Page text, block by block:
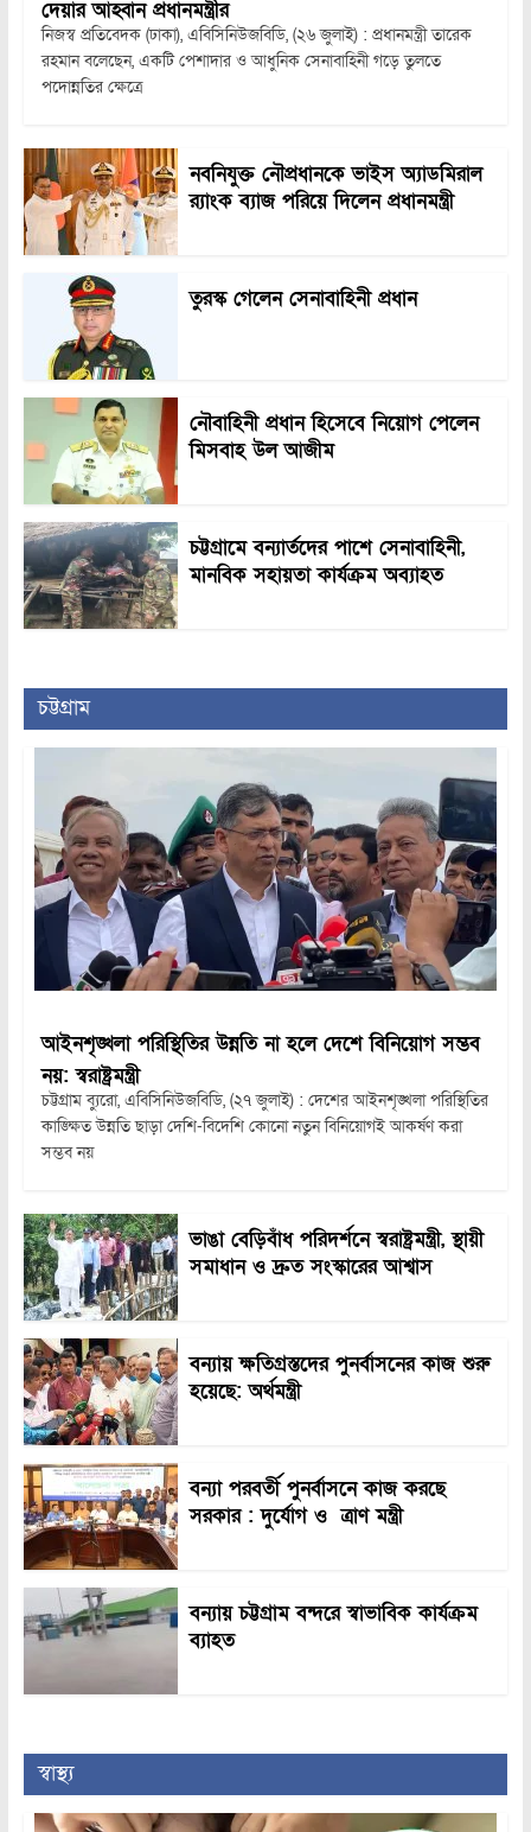
দেয়ার আহ্বান প্রধানমন্ত্রীর
নিজস্ব প্রতিবেদক (ঢাকা), এবিসিনিউজবিডি, (২৬ জুলাই) : প্রধানমন্ত্রী তারেক
রহমান বলেছেন, একটি পেশাদার ও আধুনিক সেনাবাহিনী গড়ে তুলতে
পদোন্নতির ক্ষেত্রে
নবনিযুক্ত নৌপ্রধানকে ভাইস অ্যাডমিরাল
র‍্যাংক ব্যাজ পরিয়ে দিলেন প্রধানমন্ত্রী
তুরস্ক গেলেন সেনাবাহিনী প্রধান
নৌবাহিনী প্রধান হিসেবে নিয়োগ পেলেন
মিসবাহ উল আজীম
চট্টগ্রামে বন্যার্তদের পাশে সেনাবাহিনী,
মানবিক সহায়তা কার্যক্রম অব্যাহত
চট্টগ্রাম
আইনশৃঙ্খলা পরিস্থিতির উন্নতি না হলে দেশে বিনিয়োগ সম্ভব
নয়: স্বরাষ্ট্রমন্ত্রী
চট্টগ্রাম ব্যুরো, এবিসিনিউজবিডি, (২৭ জুলাই) : দেশের আইনশৃঙ্খলা পরিস্থিতির
কাঙ্ক্ষিত উন্নতি ছাড়া দেশি-বিদেশি কোনো নতুন বিনিয়োগই আকর্ষণ করা
সম্ভব নয়
ভাঙা বেড়িবাঁধ পরিদর্শনে স্বরাষ্ট্রমন্ত্রী, স্থায়ী
সমাধান ও দ্রুত সংস্কারের আশ্বাস
বন্যায় ক্ষতিগ্রস্তদের পুনর্বাসনের কাজ শুরু
হয়েছে: অর্থমন্ত্রী
বন্যা পরবর্তী পুনর্বাসনে কাজ করছে
সরকার : দুর্যোগ ও ত্রাণ মন্ত্রী
বন্যায় চট্টগ্রাম বন্দরে স্বাভাবিক কার্যক্রম
ব্যাহত
স্বাস্থ্য